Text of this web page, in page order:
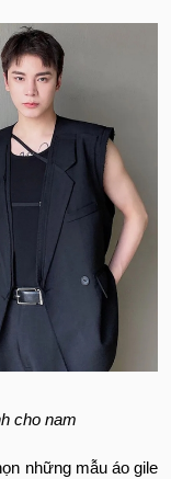
cho nam
những mẫu áo gile